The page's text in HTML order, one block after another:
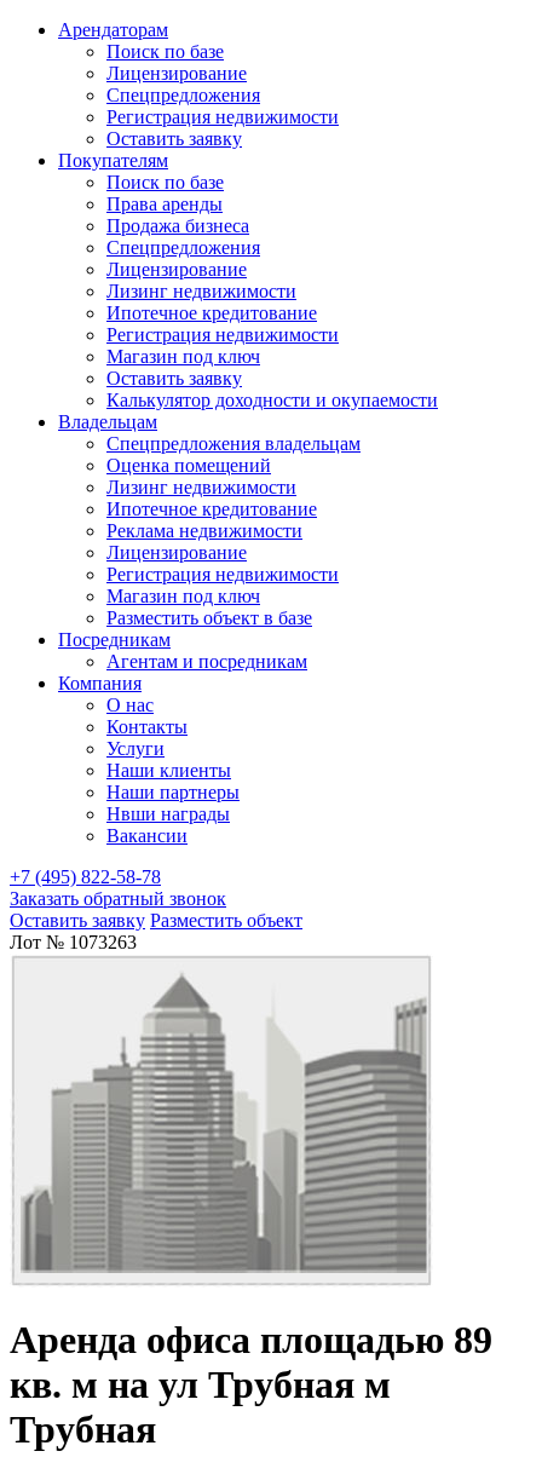
Арендаторам
Поиск по базе
Лицензирование
Спецпредложения
Регистрация недвижимости
Оставить заявку
Покупателям
Поиск по базе
Права аренды
Продажа бизнеса
Спецпредложения
Лицензирование
Лизинг недвижимости
Ипотечное кредитование
Регистрация недвижимости
Магазин под ключ
Оставить заявку
Калькулятор доходности и окупаемости
Владельцам
Спецпредложения владельцам
Оценка помещений
Лизинг недвижимости
Ипотечное кредитование
Реклама недвижимости
Лицензирование
Регистрация недвижимости
Магазин под ключ
Разместить объект в базе
Посредникам
Агентам и посредникам
Компания
О нас
Контакты
Услуги
Наши клиенты
Наши партнеры
Нвши награды
Вакансии
+7 (495) 822-58-78
Заказать обратный звонок
Оставить заявку Разместить объект
Лот № 1073263
Аренда офиса площадью 89
кв. м на ул Трубная м
Трубная